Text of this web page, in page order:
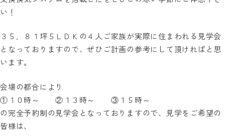
い！
３５．８１坪５ＬＤＫの４人ご家族が実際に住まわれる見学会
となっておりますので、ぜひご計画の参考にして頂ければと思
います。
会場の都合により
①１０時～ ②１３時～ ③１５時～
の完全予約制の見学会となっておりますので、見学をご希望の
皆様は、